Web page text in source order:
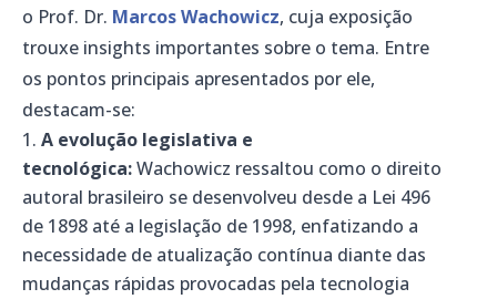
o Prof. Dr. Marcos Wachowicz, cuja exposição
trouxe insights importantes sobre o tema. Entre
os pontos principais apresentados por ele,
destacam-se:
A evolução legislativa e
tecnológica:Wachowicz ressaltou como o direito
autoral brasileiro se desenvolveu desde a Lei 496
de 1898 até a legislação de 1998, enfatizando a
necessidade de atualização contínua diante das
mudanças rápidas provocadas pela tecnologia